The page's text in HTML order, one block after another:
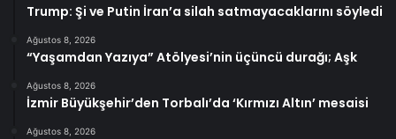
Trump: Şi ve Putin İran’a silah satmayacaklarını söyledi
Ağustos 8, 2026
“Yaşamdan Yazıya” Atölyesi’nin üçüncü durağı; Aşk
Ağustos 8, 2026
İzmir Büyükşehir’den Torbalı’da ‘Kırmızı Altın’ mesaisi
Ağustos 8, 2026